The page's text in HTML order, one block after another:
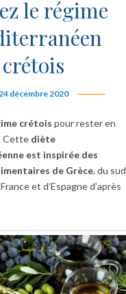
le régime
crétois
24 décembre 2020
crétois pour rester en
Cette diète
est inspirée des
de Grèce, du sud
et d’Espagne d’après